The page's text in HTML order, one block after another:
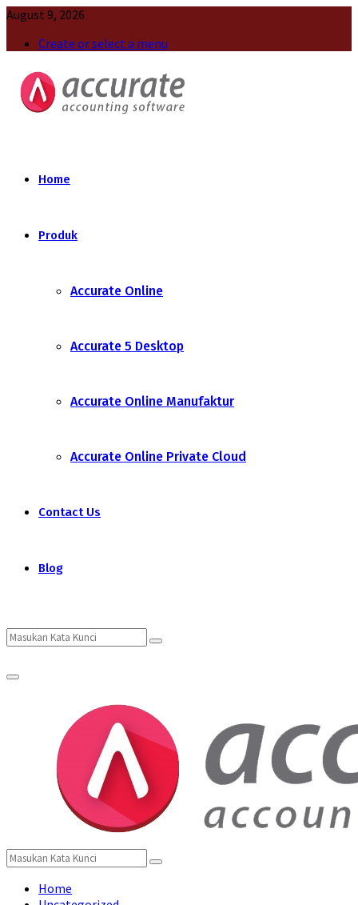
August 9, 2026
Create or select a menu
Home
Produk
Accurate Online
Accurate 5 Desktop
Accurate Online Manufaktur
Accurate Online Private Cloud
Contact Us
Blog
Search
Search
Primary
Search
for:
Search
Home